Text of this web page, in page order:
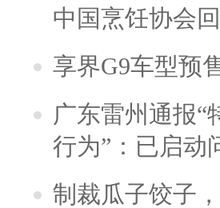
中国烹饪协会
享界G9车型预
广东雷州通报“
行为”：已启动
制裁瓜子饺子